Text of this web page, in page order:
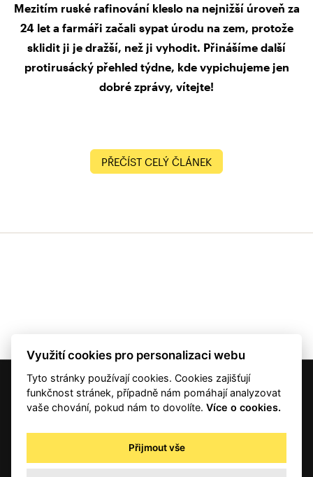
Mezitím ruské rafinování kleslo na nejnižší úroveň za
24 let a farmáři začali sypat úrodu na zem, protože
sklidit ji je dražší, než ji vyhodit. Přinášíme další
protirusácký přehled týdne, kde vypichujeme jen
dobré zprávy, vítejte!
PŘEČÍST CELÝ ČLÁNEK
© 2001 — 2026 Copyright CMI News a dodavatelé obsahu. |
Autorská práva
Zpracování osobních údajů - registrovaní a předplatitelé
Zpracování osobních údajů pro novinářské a další účely
Využití cookies pro personalizaci webu
Tyto stránky používají cookies. Cookies zajišťují
funkčnost stránek, případně nám pomáhají analyzovat
vaše chování, pokud nám to dovolíte.Více o cookies.
Přijmout vše